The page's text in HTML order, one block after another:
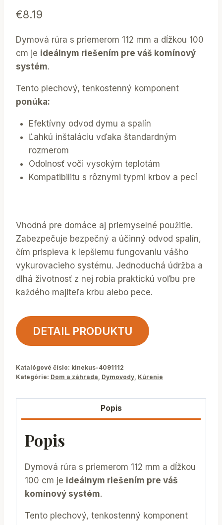
€8.19
Dymová rúra s priemerom 112 mm a dĺžkou 100
cm je ideálnym riešením pre váš komínový
systém.
Tento plechový, tenkostenný komponent
ponúka:
Efektívny odvod dymu a spalín
Ľahkú inštaláciu vďaka štandardným
rozmerom
Odolnosť voči vysokým teplotám
Kompatibilitu s rôznymi typmi krbov a pecí
Vhodná pre domáce aj priemyselné použitie.
Zabezpečuje bezpečný a účinný odvod spalín,
čím prispieva k lepšiemu fungovaniu vášho
vykurovacieho systému. Jednoduchá údržba a
dlhá životnosť z nej robia praktickú voľbu pre
každého majiteľa krbu alebo pece.
DETAIL PRODUKTU
Katalógové číslo: kinekus-4091112
Kategórie: Dom a záhrada Dymovody Kúrenie
Popis
Popis
Dymová rúra s priemerom 112 mm a dĺžkou
100 cm je ideálnym riešením pre váš
komínový systém.
Tento plechový, tenkostenný komponent